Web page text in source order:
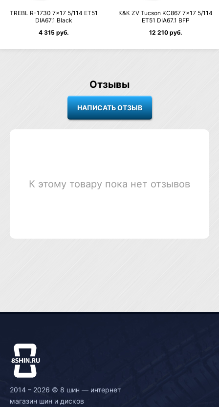
TREBL R-1730 7×17 5/114 ET51
DIA67.1 Black
4 315 руб.
К&К ZV Tucson KC867 7×17 5/114
ET51 DIA67.1 BFP
12 210 руб.
Отзывы
К этому товару пока нет отзывов
2014 – 2026 © 8 шин — интернет
магазин шин и дисков